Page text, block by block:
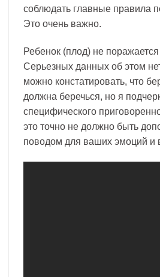
соблюдать главные
Это очень важно.
Ребенок (плод) не
Серьезных данных об этом
можно констатировать, что
должна беречься, но я
специфического
это точно не должно быть
поводом для ваших эмоций и